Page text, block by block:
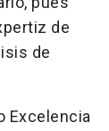
de
de
Excelencia